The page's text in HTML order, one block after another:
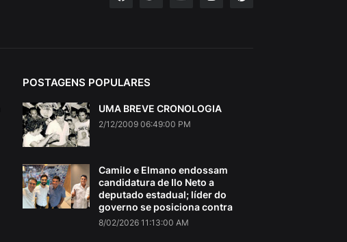
POSTAGENS POPULARES
UMA BREVE CRONOLOGIA
2/12/2009 06:49:00 PM
Camilo e Elmano endossam
candidatura de Ilo Neto a
deputado estadual; líder do
governo se posiciona contra
8/02/2026 11:13:00 AM